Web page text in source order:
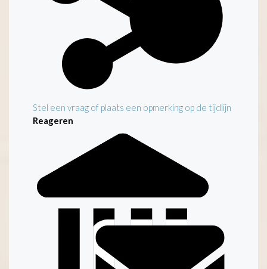
Stel een vraag of plaats een opmerking op de tijdlijn
Reageren